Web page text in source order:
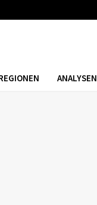
ANALYSEN